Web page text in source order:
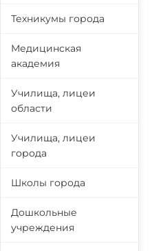
Техникумы города
Медицинская
академия
Училища, лицеи
области
Училища, лицеи
города
Школы города
Дошкольные
учреждения